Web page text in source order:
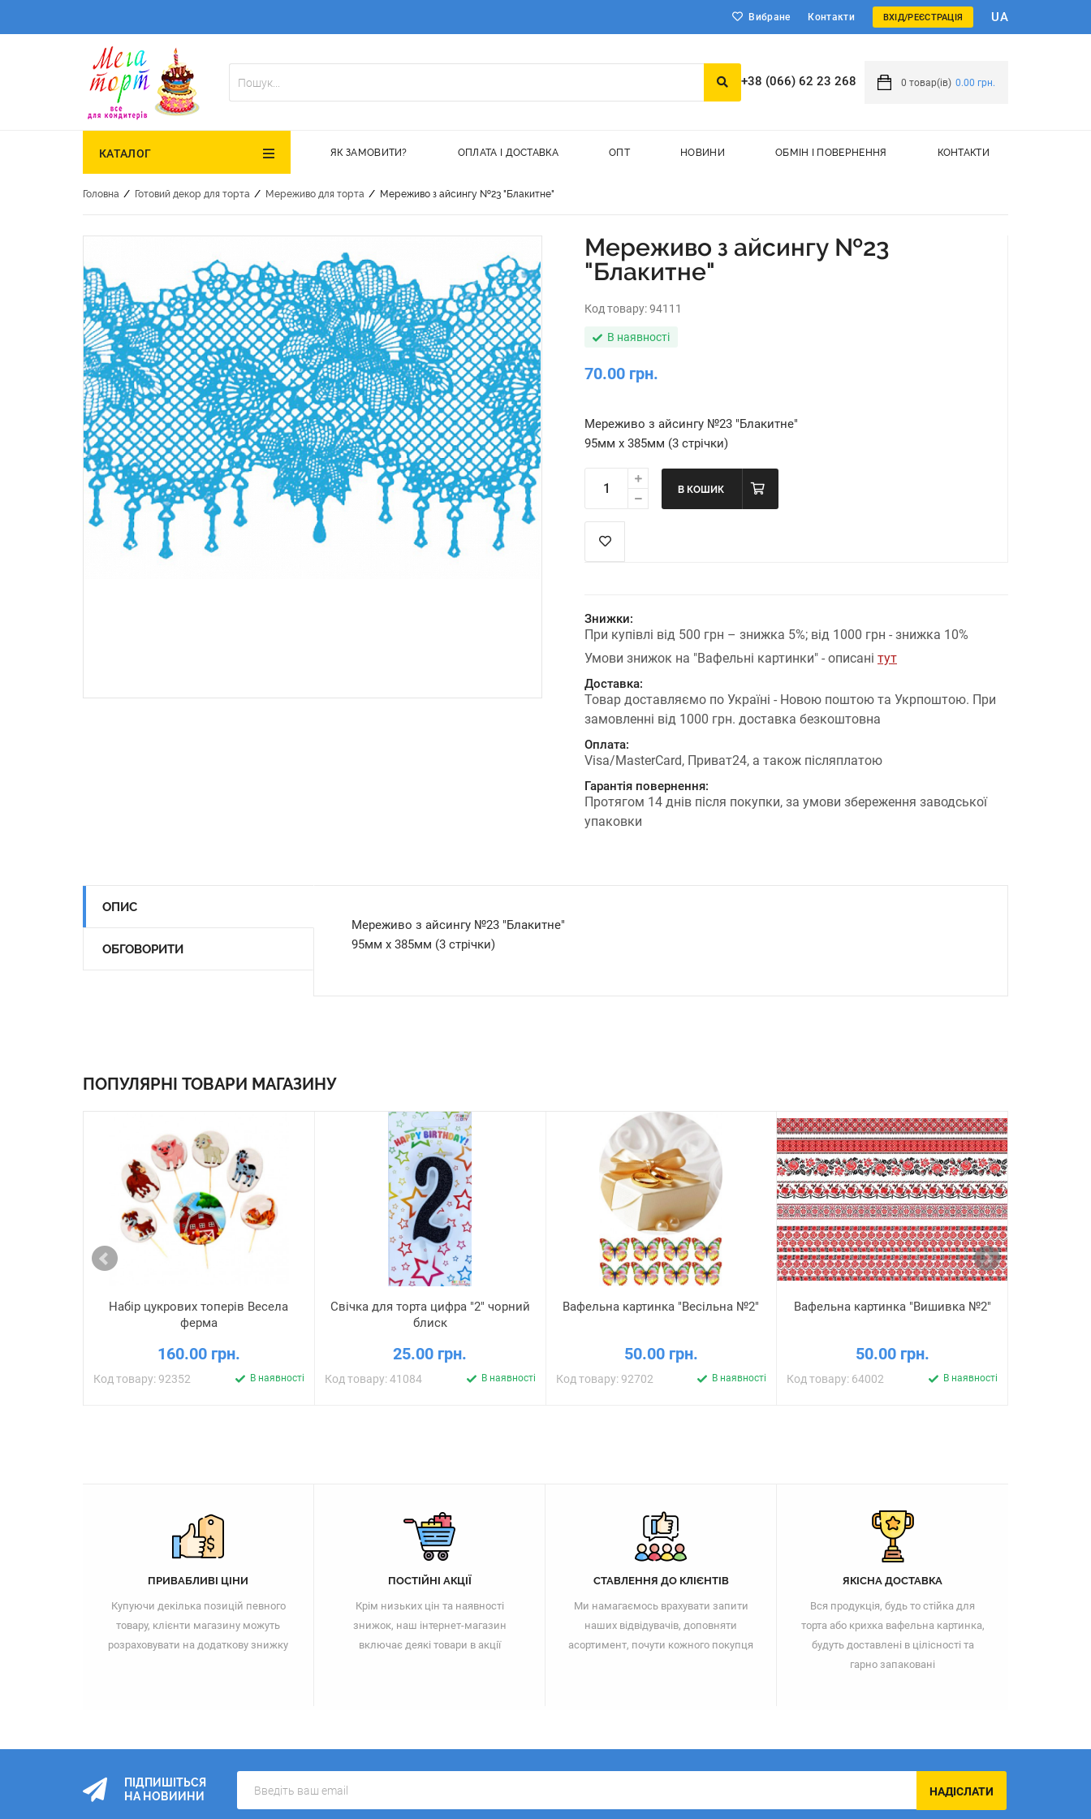
Вибране Контакти ВХІД/РЕЄСТРАЦІЯ UA
+38 (066) 62 23 268 0 товар(ів) 0.00 грн.
КАТАЛОГ ЯК ЗАМОВИТИ? ОПЛАТА І ДОСТАВКА ОПТ НОВИНИ ОБМІН І ПОВЕРНЕННЯ КОНТАКТИ
Головна / Готовий декор для торта / Мереживо для торта / Мереживо з айсингу №23 "Блакитне"
Мереживо з айсингу №23
"Блакитне"
Код товару:94111
В наявності
70.00 грн.
Мереживо з айсингу №23 "Блакитне"
95мм х 385мм (3 стрічки)
В КОШИК
Знижки:
При купівлі від 500 грн – знижка 5%; від 1000 грн - знижка 10%
Умови знижок на "Вафельні картинки" - описані тут
Доставка:
Товар доставляємо по Україні - Новою поштою та Укрпоштою. При
замовленні від 1000 грн. доставка безкоштовна
Оплата:
Visa/MasterCard, Приват24, а також післяплатою
Гарантія повернення:
Протягом 14 днів після покупки, за умови збереження заводської
упаковки
ОПИС
ОБГОВОРИТИ
Мереживо з айсингу №23 "Блакитне"
95мм х 385мм (3 стрічки)
ПОПУЛЯРНІ ТОВАРИ МАГАЗИНУ
Набір цукрових топерів Весела
ферма
160.00 грн.
Код товару: 92352 В наявності
Свічка для торта цифра "2" чорний
блиск
25.00 грн.
Код товару: 41084 В наявності
Вафельна картинка "Весільна №2"
50.00 грн.
Код товару: 92702 В наявності
Вафельна картинка "Вишивка №2"
50.00 грн.
Код товару: 64002 В наявності
ПРИВАБЛИВІ ЦІНИ
Купуючи декілька позицій певного
товару, клієнти магазину можуть
розраховувати на додаткову знижку
ПОСТІЙНІ АКЦІЇ
Крім низьких цін та наявності
знижок, наш інтернет-магазин
включає деякі товари в акції
СТАВЛЕННЯ ДО КЛІЄНТІВ
Ми намагаємось врахувати запити
наших відвідувачів, доповняти
асортимент, почути кожного покупця
ЯКІСНА ДОСТАВКА
Вся продукція, будь то стійка для
торта або крихка вафельна картинка,
будуть доставлені в цілісності та
гарно запаковані
ПІДПИШІТЬСЯ
НА НОВИИНИ
НАДІСЛАТИ